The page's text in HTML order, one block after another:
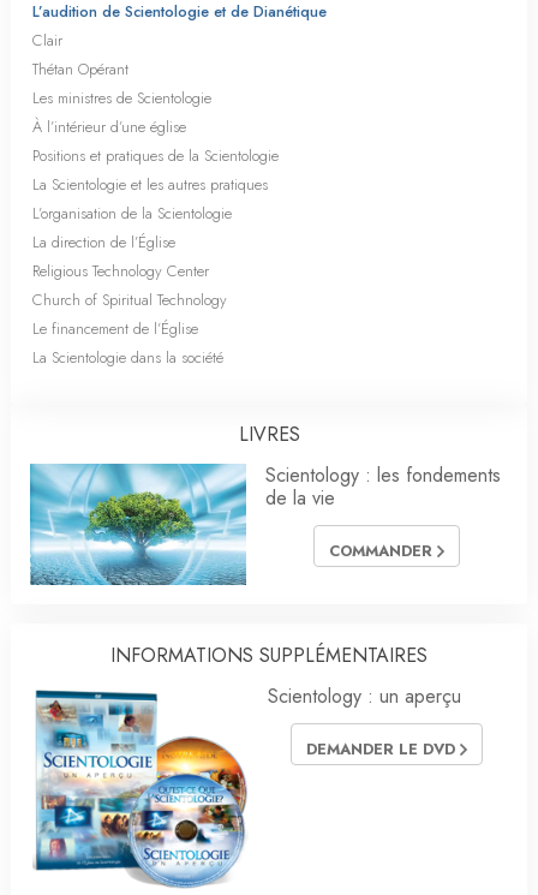
L’audition de Scientologie et de Dianétique
Clair
Thétan Opérant
Les ministres de Scientologie
À l’intérieur d’une église
Positions et pratiques de la Scientologie
La Scientologie et les autres pratiques
L’organisation de la Scientologie
La direction de l’Église
Religious Technology Center
Church of Spiritual Technology
Le financement de l’Église
La Scientologie dans la société
LIVRES
Scientology : les fondements
de la vie
COMMANDER
INFORMATIONS SUPPLÉMENTAIRES
Scientology : un aperçu
DEMANDER LE DVD